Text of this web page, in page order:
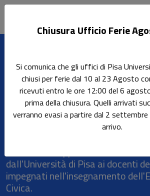
Home Rassegna stampa App Smart
App Smart EduCost,
17.03.2021
dall'Università di Pisa ai docenti
impegnati nell'insegnamento
Civica.
Chiusura Ufficio Ferie
Si comunica che gli uffici di Pisa
chiusi per ferie dal 10 al 23 Agosto
ricevuti entro le ore 12:00 del 6
prima della chiusura. Quelli arrivati
verranno evasi a partire dal 2 settembre
arrivo.